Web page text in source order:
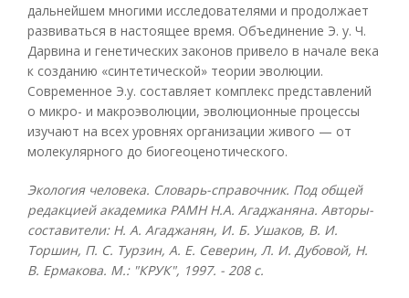
дальнейшем многими исследователями и продолжает
развиваться в настоящее время. Объединение Э. у. Ч.
Дарвина и генетических законов привело в начале века
к созданию «синтетической» теории эволюции.
Современное Э.у. составляет комплекс представлений
о микро- и макроэволюции, эволюционные процессы
изучают на всех уровнях организации живого — от
молекулярного до биогеоценотического.
Экология человека. Словарь-справочник. Под общей
редакцией академика РАМН Н.А. Агаджаняна. Авторы-
составители: Н. А. Агаджанян, И. Б. Ушаков, В. И.
Торшин, П. С. Турзин, А. Е. Северин, Л. И. Дубовой, Н.
В. Ермакова. М.: "КРУК", 1997. - 208 с.